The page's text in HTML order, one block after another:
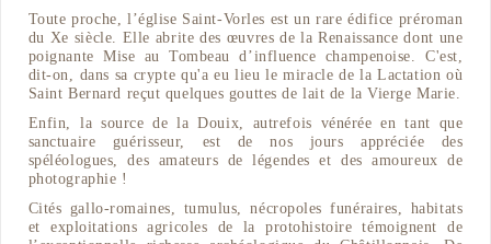
Toute proche, l’église Saint-Vorles est un rare édifice préroman
du Xe siècle. Elle abrite des œuvres de la Renaissance dont une
poignante Mise au Tombeau d’influence champenoise. C'est,
dit-on, dans sa crypte qu'a eu lieu le miracle de la Lactation où
Saint Bernard reçut quelques gouttes de lait de la Vierge Marie.
Enfin, la source de la Douix, autrefois vénérée en tant que
sanctuaire guérisseur, est de nos jours appréciée des
spéléologues, des amateurs de légendes et des amoureux de
photographie !
Cités gallo-romaines, tumulus, nécropoles funéraires, habitats
et exploitations agricoles de la protohistoire témoignent de